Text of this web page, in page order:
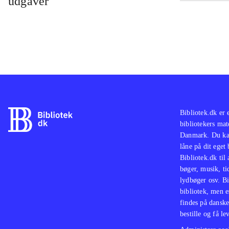
Bibliotek.dk er
bibliotekers
Danmark. Du
låne på dit
Bibliotek.dk til
bøger, musik,
lydbøger osv.
bibliotek, men
findes på
bestille og få